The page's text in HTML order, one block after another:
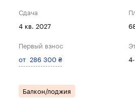
Сдача
4 кв. 2027
Первый взнос
от 286 300 ₴
Балкон/лоджия